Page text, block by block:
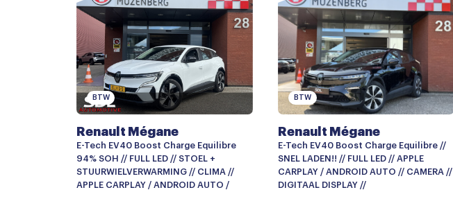
Centrale deurvergrendeling met afstandsbediening
Dimlichten automatisch
Keyless entry
Kleur wit
LED dagrijverlichting
Lichtmetalen velgen 18"
Parkeersensor achter
Android auto
BTW
Renault Mégane
E-Tech EV40 Boost Charge Equilibre
94% SOH // FULL LED // STOEL +
STUURWIELVERWARMING // CLIMA //
APPLE CARPLAY / ANDROID AUTO /
BTW
Renault Mégane
E-Tech EV40 Boost Charge Equilibre //
SNEL LADEN!! // FULL LED // APPLE
CARPLAY / ANDROID AUTO // CAMERA //
DIGITAAL DISPLAY //